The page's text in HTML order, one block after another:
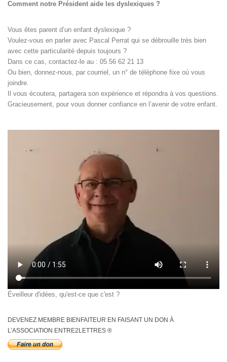
Comment notre Président aide les dyslexiques ?
Vous êtes parent d’un enfant dyslexique ?
Voulez-vous en parler avec Pascal Perrat qui se débrouille très bien
avec cette particularité depuis toujours ?
Dans ce cas, contactez-le au : 05 56 62 21 13
Ou bien, donnez-nous, par courriel, un n° de téléphone fixe où vous
joindre.
Il vous écoutera, partagera son expérience et répondra à vos questions.
Gracieusement, pour vous donner confiance en l’avenir de votre enfant.
Éveilleur d'idées, qu'est-ce que c'est ?
DEVENEZ MEMBRE BIENFAITEUR EN FAISANT UN DON À
L’ASSOCIATION ENTRE2LETTRES ®